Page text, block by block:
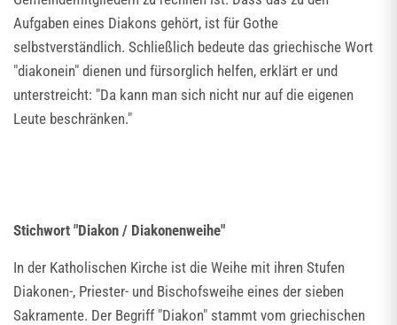
Aufgaben eines Diakons gehört, ist für Gothe
selbstverständlich. Schließlich bedeute das griechische Wort
"diakonein" dienen und fürsorglich helfen, erklärt er und
unterstreicht: "Da kann man sich nicht nur auf die eigenen
Leute beschränken."
Stichwort "Diakon / Diakonenweihe"
In der Katholischen Kirche ist die Weihe mit ihren Stufen
Diakonen-, Priester- und Bischofsweihe eines der sieben
Sakramente. Der Begriff "Diakon" stammt vom griechischen